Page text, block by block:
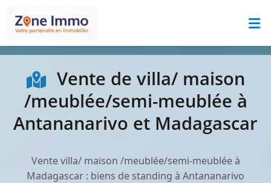
Vente de villa/ maison
/meublée/semi-meublée à
Antananarivo et Madagascar
Vente villa/ maison /meublée/semi-meublée à
Madagascar : biens de standing à Antananarivo